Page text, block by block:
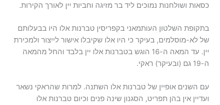
כסאות ושולחנות נמוכים ליד בר מזיגה וחביות יין לאורך הקירות.
בתקופת השלטון העותמאני בקפריסין טברנות אלו היו בבעלותם
של לא-מוסלמים, בעיקר כי היו אלו שקיבלו אישור לייצור ולמכירת
יין. עד המאה ה-16 הוגש בטברנות אלו יין בלבד והחל מהמאה
ה-19 גם (ובעיקר) ראקי.
עם השנים אופיין של טברנות אלו השתנה. למרות שהראקי נשאר
ועדיין אין בהן תפריט, הסגנון שינה פנים וכיום טברנות אלו